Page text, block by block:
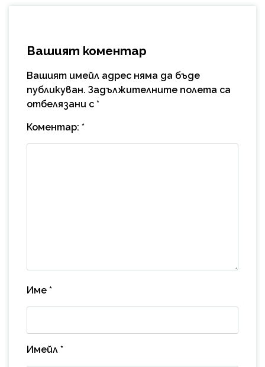
Вашият коментар
Вашият имейл адрес няма да бъде
публикуван. Задължителните полета са
отбелязани с *
Коментар: *
Име *
Имейл *